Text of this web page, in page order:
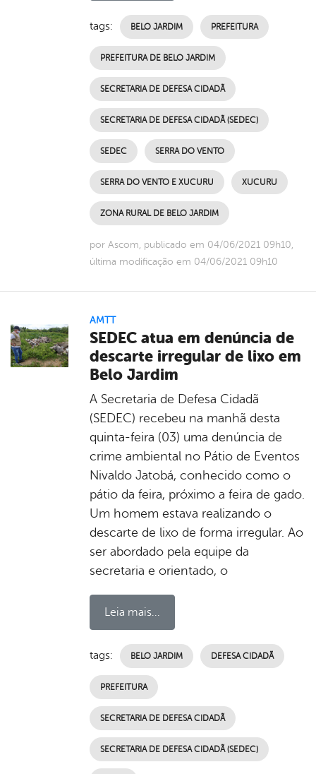
tags: BELO JARDIM PREFEITURA
PREFEITURA DE BELO JARDIM
SECRETARIA DE DEFESA CIDADÃ
SECRETARIA DE DEFESA CIDADÃ (SEDEC)
SEDEC SERRA DO VENTO
SERRA DO VENTO E XUCURU XUCURU
ZONA RURAL DE BELO JARDIM
por Ascom, publicado em 04/06/2021 09h10,
última modificação em 04/06/2021 09h10
AMTT
SEDEC atua em denúncia de
descarte irregular de lixo em
Belo Jardim
A Secretaria de Defesa Cidadã
(SEDEC) recebeu na manhã desta
quinta-feira (03) uma denúncia de
crime ambiental no Pátio de Eventos
Nivaldo Jatobá, conhecido como o
pátio da feira, próximo a feira de gado.
Um homem estava realizando o
descarte de lixo de forma irregular. Ao
ser abordado pela equipe da
secretaria e orientado, o
Leia mais...
tags: BELO JARDIM DEFESA CIDADÃ
PREFEITURA
SECRETARIA DE DEFESA CIDADÃ
SECRETARIA DE DEFESA CIDADÃ (SEDEC)